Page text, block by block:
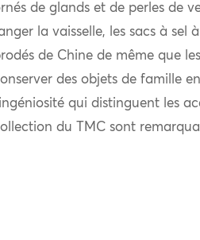
de glands et de perles de
la vaisselle, les sacs à sel
de Chine de même que
des objets de famille
qui distinguent les
du TMC sont